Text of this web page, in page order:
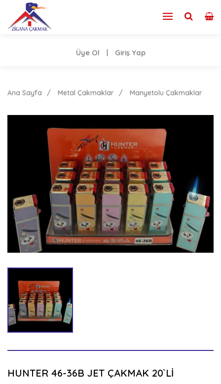
Üye Ol Giriş Yap
Ana Sayfa Metal Çakmaklar Manyetolu Çakmaklar
HUNTER 46-36B JET ÇAKMAK 20`Lİ